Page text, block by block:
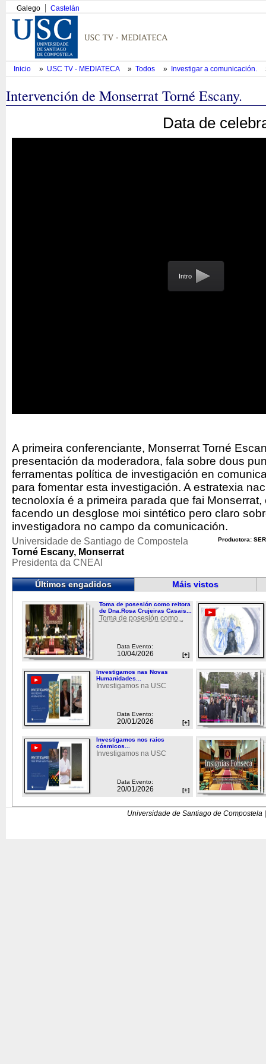
Galego Castelán
Inicio » USC TV - MEDIATECA » Todos » Investigar a comunicación.
Intervención de Monserrat Torné Escany.
Data de
Intro
A primeira conferenciante, Monserrat Torné
presentación da moderadora, fala sobre dous
ferramentas política de investigación en
para fomentar esta investigación. A estratexia
tecnoloxía é a primeira parada que fai Monserrat,
facendo un desglose moi sintético pero claro
investigadora no campo da comunicación.
Productora:
Universidade de Santiago de Compostela
Torné Escany, Monserrat
Presidenta da CNEAI
Últimos engadidos Máis vistos
Toma de posesión como reitora
de Dna.Rosa Crujeiras Casais...
Toma de posesión como...
Data Evento:
10/04/2026 [+]
Investigamos nas Novas
Humanidades...
Investigamos na USC
Data Evento:
20/01/2026 [+]
Investigamos nos raios
cósmicos...
Investigamos na USC
Data Evento:
20/01/2026 [+]
Universidade de Santiago de